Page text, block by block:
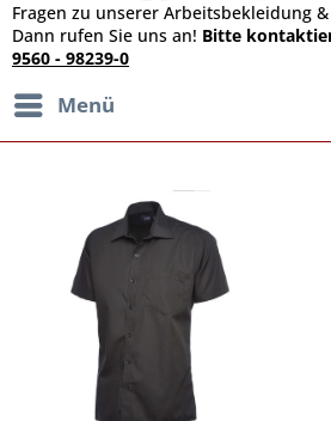
Fragen zu unserer Arbeitsbekleidung
Dann rufen Sie uns an! Bitte
9560 - 98239-0
Menü